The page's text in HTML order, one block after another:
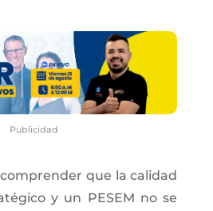
Publicidad
que la calidad
y un PESEM no se